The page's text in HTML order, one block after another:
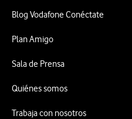
Blog Vodafone Conéctate
Plan Amigo
Sala de Prensa
Quiénes somos
Trabaja con nosotros